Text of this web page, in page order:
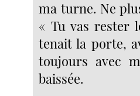
ma turne. Ne
« Tu vas rester
tenait la porte,
toujours avec
baissée.